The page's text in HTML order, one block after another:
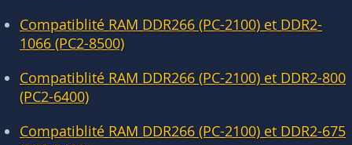
Compatiblité RAM DDR266 (PC-2100) et DDR2-
1066 (PC2-8500)
Compatiblité RAM DDR266 (PC-2100) et DDR2-800
(PC2-6400)
Compatiblité RAM DDR266 (PC-2100) et DDR2-675